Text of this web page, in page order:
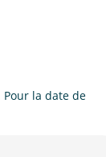
la date de